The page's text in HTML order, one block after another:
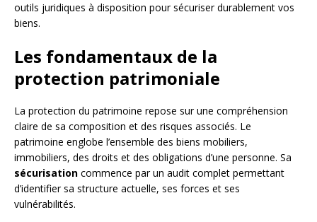
outils juridiques à disposition pour sécuriser durablement vos
biens.
Les fondamentaux de la
protection patrimoniale
La protection du patrimoine repose sur une compréhension
claire de sa composition et des risques associés. Le
patrimoine englobe l’ensemble des biens mobiliers,
immobiliers, des droits et des obligations d’une personne. Sa
sécurisation commence par un audit complet permettant
d’identifier sa structure actuelle, ses forces et ses
vulnérabilités.